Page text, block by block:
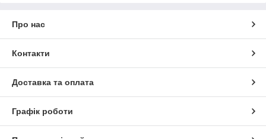
Про нас
Контакти
Доставка та оплата
Графік роботи